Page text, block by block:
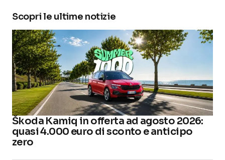
Scopri le ultime notizie
Škoda Kamiq in offerta ad agosto 2026:
quasi 4.000 euro di sconto e anticipo
zero